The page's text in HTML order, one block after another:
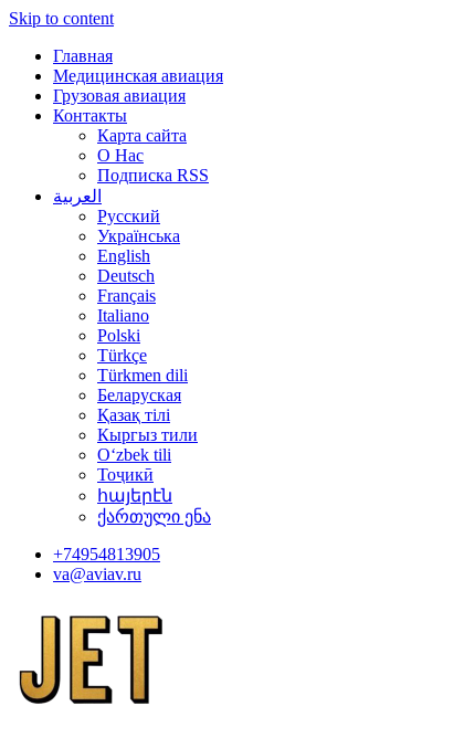
Skip to content
Главная
Медицинская авиация
Грузовая авиация
Контакты
Карта сайта
О Нас
Подписка RSS
العربية
Русский
Українська
English
Deutsch
Français
Italiano
Polski
Türkçe
Türkmen dili
Беларуская
Қазақ тілі
Кыргыз тили
Oʻzbek tili
Тоҷикӣ
հայերէն
ქართული ენა
+74954813905
va@aviav.ru